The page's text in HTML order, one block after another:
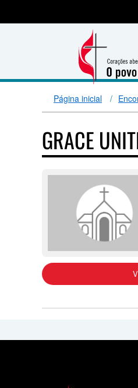
Página inicial
GRACE